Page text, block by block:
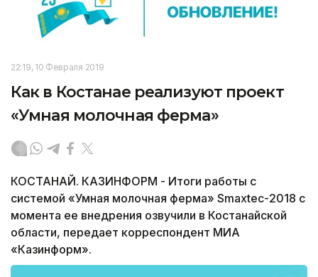
22:19, 10 Февраля 2019
Как в Костанае реализуют проект
«Умная молочная ферма»
КОСТАНАЙ. КАЗИНФОРМ - Итоги работы с
системой «Умная молочная ферма» Smaxtec-2018 с
момента ее внедрения озвучили в Костанайской
области, передает корреспондент МИА
«Казинформ».